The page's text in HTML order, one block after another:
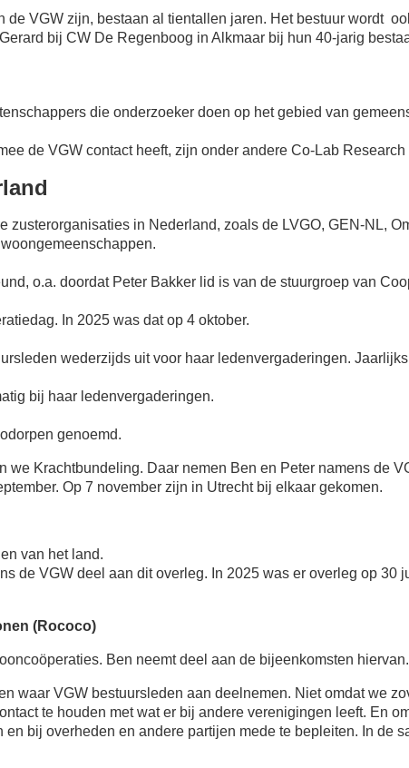
de VGW zijn, bestaan al tientallen jaren. Het bestuur wordt
bij CW De Regenboog in Alkmaar bij hun 40-jarig
die onderzoeker doen op het gebied van
de VGW contact heeft, zijn onder andere Co-Lab
zusterorganisaties in Nederland, zoals de LVGO, GEN-NL,
o.a. doordat Peter Bakker lid is van de stuurgroep van
In 2025 was dat op 4 oktober.
wederzijds uit voor haar ledenvergaderingen.
bij haar ledenvergaderingen.
genoemd.
we Krachtbundeling. Daar nemen Ben en Peter namens de
Op 7 november zijn in Utrecht bij elkaar gekomen.
van het land.
de VGW deel aan dit overleg. In 2025 was er overleg op 30
(Rococo)
Ben neemt deel aan de bijeenkomsten hiervan.
waar VGW bestuursleden aan deelnemen. Niet omdat we
te houden met wat er bij andere verenigingen leeft. En
bij overheden en andere partijen mede te bepleiten. In de